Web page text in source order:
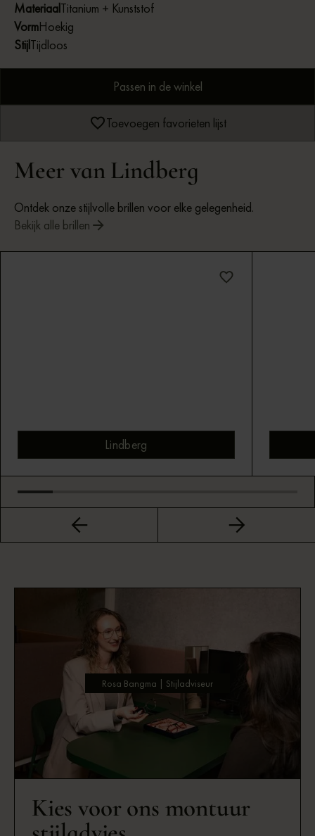
MateriaalTitanium + Kunststof
VormHoekig
StijlTijdloos
Passen in de winkel
Toevoegen favorieten lijst
Meer van Lindberg
Ontdek onze stijlvolle brillen voor elke gelegenheid.
Bekijk alle brillen
Lindberg
Bekijk montuur
Kies voor ons montuur
Rosa Bangma | Stijladviseur